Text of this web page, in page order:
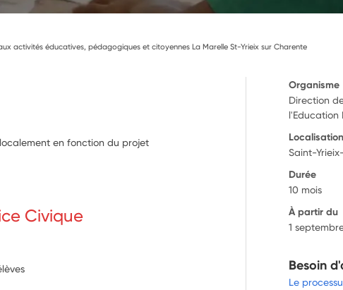
activités éducatives, pédagogiques et citoyennes La Marelle St-Yrieix sur Charente
en fonction du projet
Civique
Organisme
Direction
l'Education
Saint-
Durée
10 mois
À partir du
1
Besoin
Le